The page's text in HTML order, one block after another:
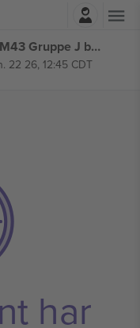
ind
Argentina mod Østrig - VM 2026 - M43 Gruppe J billetter
22 26, 12:45 CDT
har